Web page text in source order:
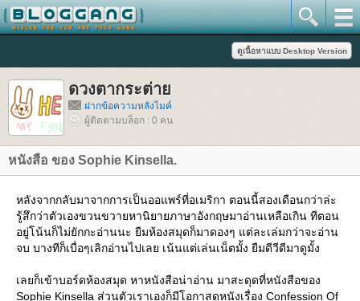
ดวงตากระต่า
ฝากข้อความหลังไมค์
ผู้ติดตามบล็อก : 0 คน
หนังสือ ของ Sophie Kinsella.
หลังจากกลับมาจากการเป็นออแพร์ที่อเมริกา ตอนนี้สองเดือนกว่าล่ะ
รู้สึกว่าตัวเองขวนขวายหานิยายภาษาอังกฤษมาอ่านเหลือเกิน ทีตอน
อยู่โน้นก็ไม่ยักกะอ่านนะ ยืมห้องสมุดก็มาดองๆ แต่ละเล่มกว่าจะอ่าน
จบ บางทีก็เบื่อๆเลิกอ่านไปเลย เน้นแต่เล่นเน็ตมั้ง ยืมดีวีดีมาดูมั้ง
เลยก็เข้าบอร์ดห้องสมุด หาหนังสือน่าอ่าน มาสะดุดที่หนังสือของ
Sophie Kinsella ส่วนตัวเราเองก็มีโอกาสดูหนังเรื่อง Confession Of